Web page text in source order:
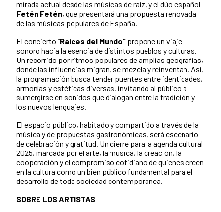
mirada actual desde las músicas de raíz, y el dúo español
Fetén Fetén, que presentará una propuesta renovada
de las músicas populares de España.
El concierto “Raíces del Mundo” propone un viaje
sonoro hacia la esencia de distintos pueblos y culturas.
Un recorrido por ritmos populares de amplias geografías,
donde las influencias migran, se mezcla y reinventan. Así,
la programación busca tender puentes entre identidades,
armonías y estéticas diversas, invitando al público a
sumergirse en sonidos que dialogan entre la tradición y
los nuevos lenguajes.
El espacio público, habitado y compartido a través de la
música y de propuestas gastronómicas, será escenario
de celebración y gratitud. Un cierre para la agenda cultural
2025, marcada por el arte, la música, la creación, la
cooperación y el compromiso cotidiano de quienes creen
en la cultura como un bien público fundamental para el
desarrollo de toda sociedad contemporánea.
SOBRE LOS ARTISTAS